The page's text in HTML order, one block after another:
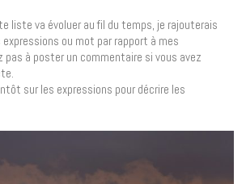
liste va évoluer au fil du temps, je rajouterais
ou mot par rapport à mes
pas à poster un commentaire si vous avez
sur les expressions pour décrire les